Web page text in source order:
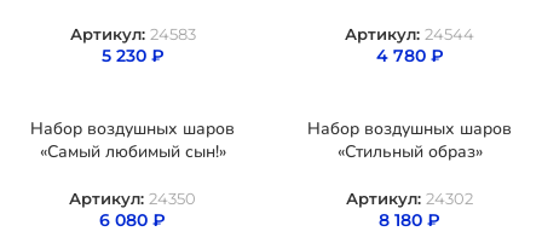
Артикул: 24583
5 230 ₽
Артикул: 24544
4 780 ₽
Набор воздушных шаров
«Самый любимый сын!»
Артикул: 24350
6 080 ₽
Набор воздушных шаров
«Стильный образ»
Артикул: 24302
8 180 ₽